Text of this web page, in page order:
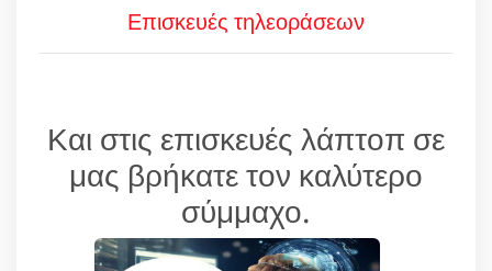
Επισκευές τηλεοράσεων
Και στις επισκευές λάπτοπ σε
μας βρήκατε τον καλύτερο
σύμμαχο.